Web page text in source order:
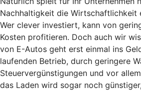
Nachhaltigkeit die Wirtschaftlichkeit
Wer clever investiert, kann von
Kosten profitieren. Doch auch wir
von E-Autos geht erst einmal ins
laufenden Betrieb, durch geringere
Steuervergünstigungen und vor
das Laden wird sogar noch